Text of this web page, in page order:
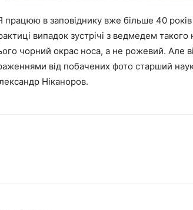
працюю в заповіднику вже більше 40
випадок зустрічі з ведмедем
чорний окрас носа, а не рожевий. Але
від побачених фото старший
Ніканоров.